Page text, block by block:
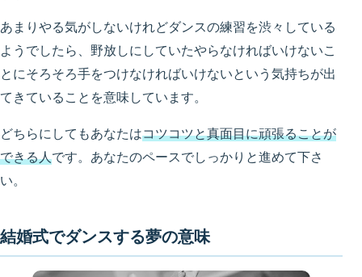
あまりやる気がしないけれどダンスの練習を渋々している
ようでしたら、野放しにしていたやらなければいけないこ
とにそろそろ手をつけなければいけないという気持ちが出
てきていることを意味しています。
どちらにしてもあなたはコツコツと真面目に頑張ることが
できる人です。あなたのペースでしっかりと進めて下さ
い。
結婚式でダンスする夢の意味